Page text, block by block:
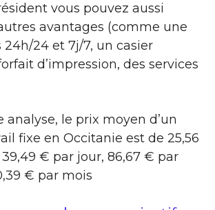
vous pouvez aussi
avantages (comme une
24h/24 et 7j/7, un casier
d’impression, des services
analyse, le prix moyen d’un
fixe en Occitanie est de 25,56
€ par jour, 86,67 € par
€ par mois